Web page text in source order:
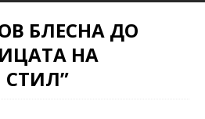
БЛЕСНА ДО
НА
СТИЛ”